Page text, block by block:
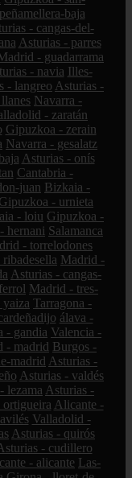
baja
- cangas-del-
Asturias - parres
- guadarrama
- navia Illes-
- langreo Asturias -
Navarra -
- zaratán
Gipuzkoa - zerain
Navarra - gesalatz
Asturias - onís
Cantabria -
juan Bizkaia -
Gipuzkoa - urnieta
- loiu Gipuzkoa -
hernani Salamanca
- torrelodones
Madrid -
Asturias - cangas-
Madrid - tres-
yaiza Tarragona -
álava -
- gandia Valencia -
- madrid Burgos -
madrid Asturias -
Asturias - valdés
lezama Asturias -
Alicante -
Valladolid -
Asturias - quirós
- cudillero
- alicante Las-